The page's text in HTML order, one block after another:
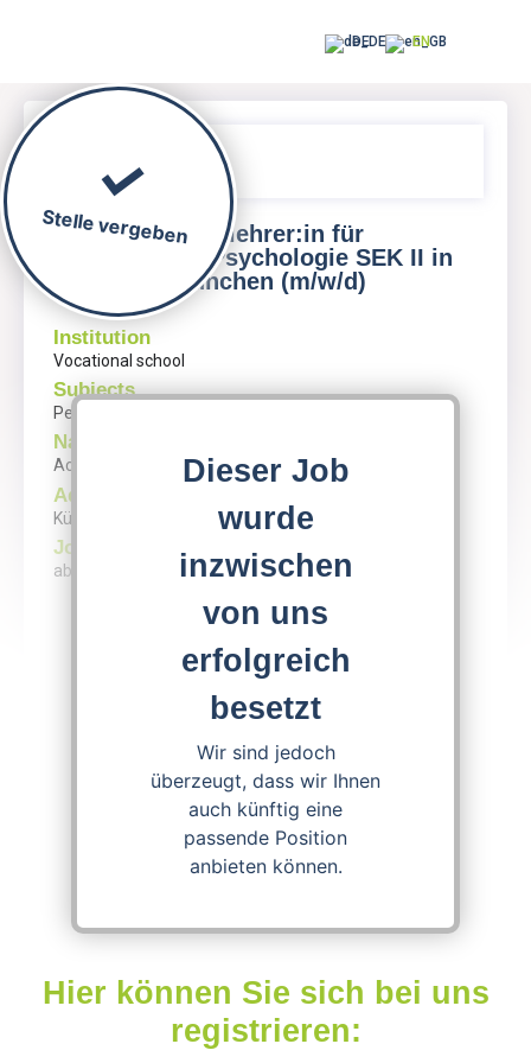
DE EN
Fachlehrer:in für
Pädagogik/Psychologie SEK II in
München (m/w/d)
Institution
Vocational school
Subjects
Pedagogy, Psychology
Name
AcadeMedia Education
Address
Kühbachstraße 1, 81543 München
Job entry
ab September 2026
Apply now!
Download Job Offer
Stelle vergeben
Dieser Job
wurde
inzwischen
von uns
erfolgreich
besetzt
Wir sind jedoch
überzeugt, dass wir Ihnen
auch künftig eine
passende Position
anbieten können.
Hier können Sie sich bei uns
registrieren: